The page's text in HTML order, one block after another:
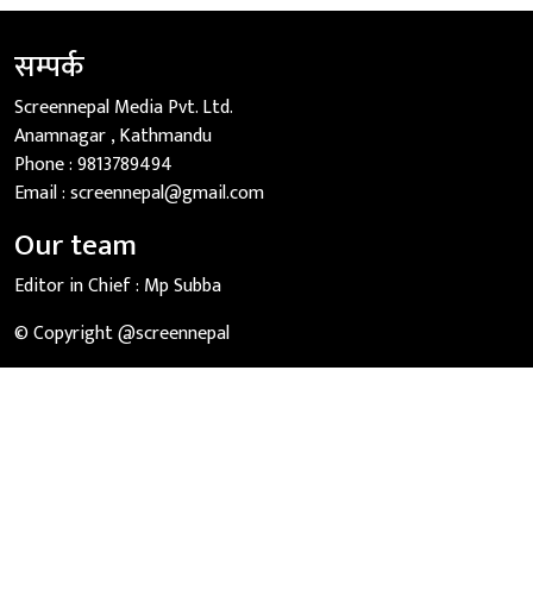
सम्पर्क
Screennepal Media Pvt. Ltd.
Anamnagar , Kathmandu
Phone :9813789494
Email :screennepal@gmail.com
Our team
Editor in Chief : Mp Subba
© Copyright @screennepal